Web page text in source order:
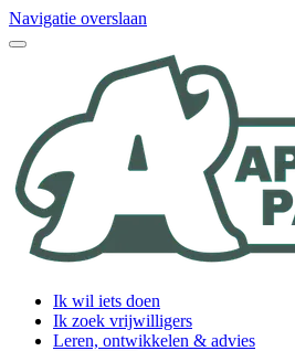
Navigatie overslaan
Ik wil iets doen
Ik zoek vrijwilligers
Leren, ontwikkelen & advies